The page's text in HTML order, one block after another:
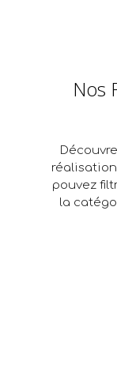
Nos
pouvez
la